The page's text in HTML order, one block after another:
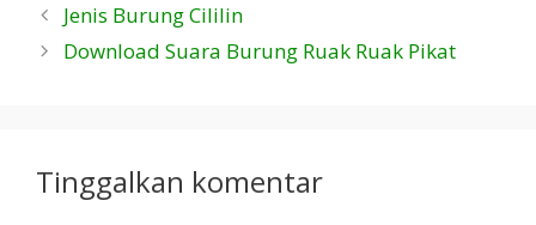
Jenis Burung Cililin
Download Suara Burung Ruak Ruak Pikat
Tinggalkan komentar